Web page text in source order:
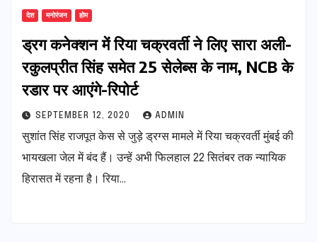
देश मनोरंजन होम
ड्रग कनेक्शन में रिया चक्रवर्ती ने लिए सारा अली-
रकुलप्रीत सिंह समेत 25 सेलेब्स के नाम, NCB के
रडार पर आएंगे-रिपोर्ट
SEPTEMBER 12, 2020 ADMIN
सुशांत सिंह राजपूत केस से जुड़े ड्रग्स मामले में रिया चक्रवर्ती मुंबई की
भायखला जेल में बंद हैं। उन्हें अभी फिलहाल 22 सितंबर तक न्यायिक
हिरासत में रहना है। रिया…